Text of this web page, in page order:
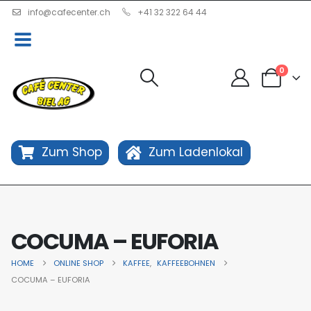
info@cafecenter.ch +41 32 322 64 44
0
Zum Shop Zum Ladenlokal
COCUMA – EUFORIA
HOME ONLINE SHOP KAFFEE, KAFFEEBOHNEN
COCUMA – EUFORIA